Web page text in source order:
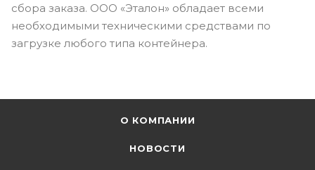
сбора заказа. ООО «Эталон» обладает всеми
необходимыми техническими средствами по
загрузке любого типа контейнера.
О КОМПАНИИ
НОВОСТИ